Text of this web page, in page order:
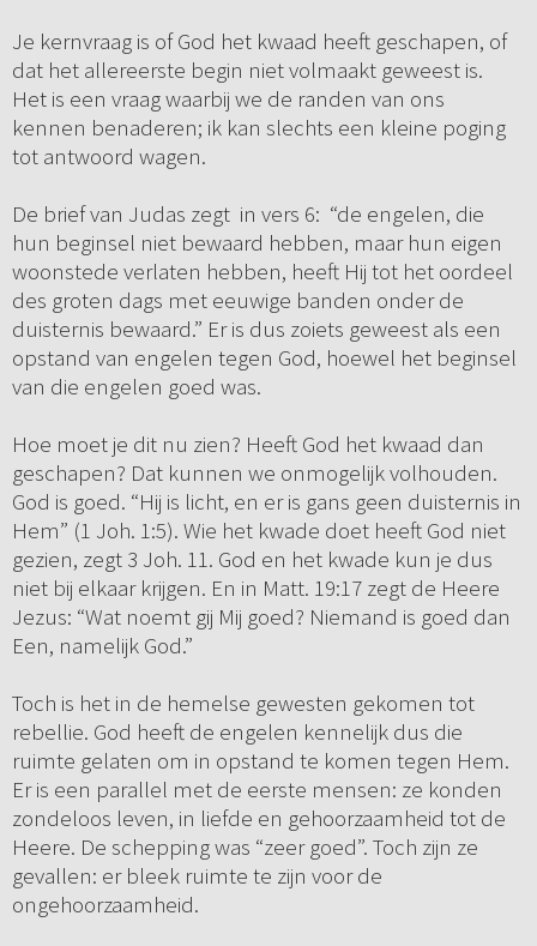
Je kernvraag is of God het kwaad heeft geschapen, of
dat het allereerste begin niet volmaakt geweest is.
Het is een vraag waarbij we de randen van ons
kennen benaderen; ik kan slechts een kleine poging
tot antwoord wagen.
De brief van Judas zegt in vers 6: “de engelen, die
hun beginsel niet bewaard hebben, maar hun eigen
woonstede verlaten hebben, heeft Hij tot het oordeel
des groten dags met eeuwige banden onder de
duisternis bewaard.” Er is dus zoiets geweest als een
opstand van engelen tegen God, hoewel het beginsel
van die engelen goed was.
Hoe moet je dit nu zien? Heeft God het kwaad dan
geschapen? Dat kunnen we onmogelijk volhouden.
God is goed. “Hij is licht, en er is gans geen duisternis in
Hem” (1 Joh. 1:5). Wie het kwade doet heeft God niet
gezien, zegt 3 Joh. 11. God en het kwade kun je dus
niet bij elkaar krijgen. En in Matt. 19:17 zegt de Heere
Jezus: “Wat noemt gij Mij goed? Niemand is goed dan
Een, namelijk God.”
Toch is het in de hemelse gewesten gekomen tot
rebellie. God heeft de engelen kennelijk dus die
ruimte gelaten om in opstand te komen tegen Hem.
Er is een parallel met de eerste mensen: ze konden
zondeloos leven, in liefde en gehoorzaamheid tot de
Heere. De schepping was “zeer goed”. Toch zijn ze
gevallen: er bleek ruimte te zijn voor de
ongehoorzaamheid.